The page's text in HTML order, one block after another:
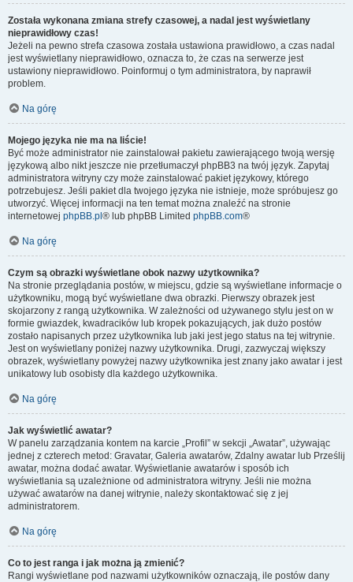
Została wykonana zmiana strefy czasowej, a nadal jest wyświetlany
nieprawidłowy czas!
Jeżeli na pewno strefa czasowa została ustawiona prawidłowo, a czas nadal
jest wyświetlany nieprawidłowo, oznacza to, że czas na serwerze jest
ustawiony nieprawidłowo. Poinformuj o tym administratora, by naprawił
problem.
Na górę
Mojego języka nie ma na liście!
Być może administrator nie zainstalował pakietu zawierającego twoją wersję
językową albo nikt jeszcze nie przetłumaczył phpBB3 na twój język. Zapytaj
administratora witryny czy może zainstalować pakiet językowy, którego
potrzebujesz. Jeśli pakiet dla twojego języka nie istnieje, może spróbujesz go
utworzyć. Więcej informacji na ten temat można znaleźć na stronie
internetowej phpBB.pl ® lub phpBB Limited phpBB.com®
Na górę
Czym są obrazki wyświetlane obok nazwy użytkownika?
Na stronie przeglądania postów, w miejscu, gdzie są wyświetlane informacje o
użytkowniku, mogą być wyświetlane dwa obrazki. Pierwszy obrazek jest
skojarzony z rangą użytkownika. W zależności od używanego stylu jest on w
formie gwiazdek, kwadracików lub kropek pokazujących, jak dużo postów
zostało napisanych przez użytkownika lub jaki jest jego status na tej witrynie.
Jest on wyświetlany poniżej nazwy użytkownika. Drugi, zazwyczaj większy
obrazek, wyświetlany powyżej nazwy użytkownika jest znany jako awatar i jest
unikatowy lub osobisty dla każdego użytkownika.
Na górę
Jak wyświetlić awatar?
W panelu zarządzania kontem na karcie „Profil” w sekcji „Awatar”, używając
jednej z czterech metod: Gravatar, Galeria awatarów, Zdalny awatar lub Prześlij
awatar, można dodać awatar. Wyświetlanie awatarów i sposób ich
wyświetlania są uzależnione od administratora witryny. Jeśli nie można
używać awatarów na danej witrynie, należy skontaktować się z jej
administratorem.
Na górę
Co to jest ranga i jak można ją zmienić?
Rangi wyświetlane pod nazwami użytkowników oznaczają, ile postów dany